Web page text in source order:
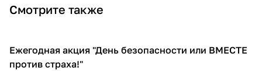
Смотрите также
Новости
Ежегодная акция "День безопасности или ВМЕСТЕ
против страха!"